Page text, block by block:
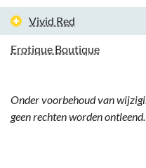
Vivid Red
Erotique Boutique
Onder voorbehoud van
geen rechten worden ontleend.